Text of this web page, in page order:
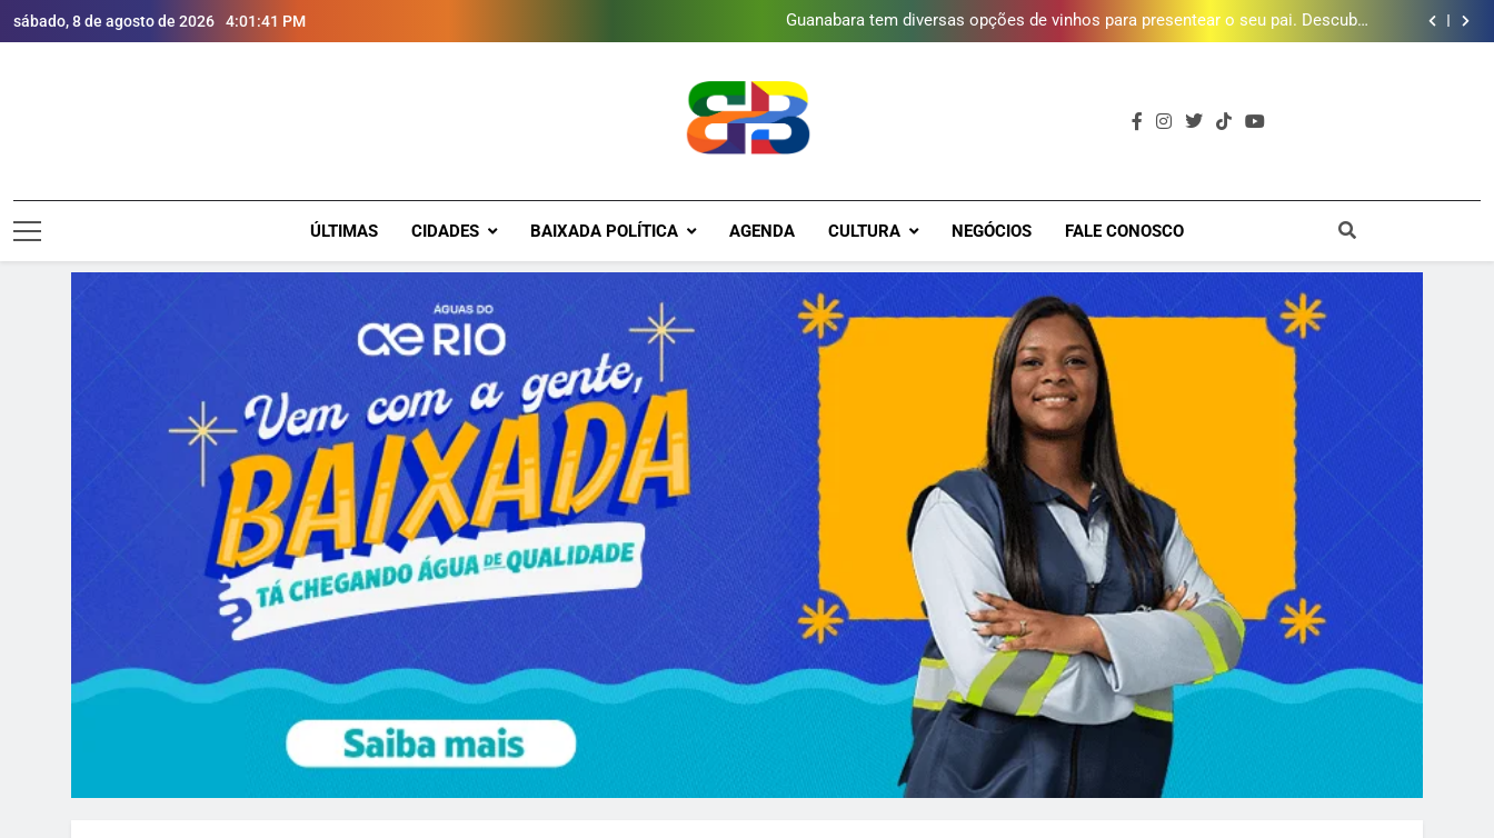
sábado, 8 de agosto de 2026 4:01:42 PM
Fluminense
Guanabara tem diversas opções de vinhos para presentear o seu pai. Descubra
como escolher o que mais combina com ele
Gastro Samba reúne Nosso Sentimento e Gustavo Lins em Nova Iguaçu neste fim
Obra garante a preservação de 190 milhões de litros de água por ano na Baixada
Guanabara tem diversas opções de vinhos para presentear o seu pai. Descubra
como escolher o que mais combina com ele
Gastro Samba reúne Nosso Sentimento e Gustavo Lins em Nova Iguaçu neste fim
Shopping Grande Rio sorteia MacBook e oferece vinho em campanha de Dia dos
Obra garante a preservação de 190 milhões de litros de água por ano na Baixada
Brava Baixada
ÚLTIMAS CIDADES BAIXADA POLÍTICA AGENDA CULTURA NEGÓCIOS FALE CONOSCO